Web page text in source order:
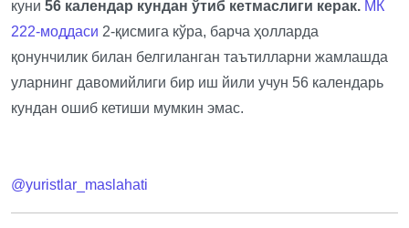
куни 56 календар кундан ўтиб кетмаслиги керак. МК
222-моддаси 2-қисмига кўра, барча ҳолларда
қонунчилик билан белгиланган таътилларни жамлашда
уларнинг давомийлиги бир иш йили учун 56 календарь
кундан ошиб кетиши мумкин эмас.
@yuristlar_maslahati